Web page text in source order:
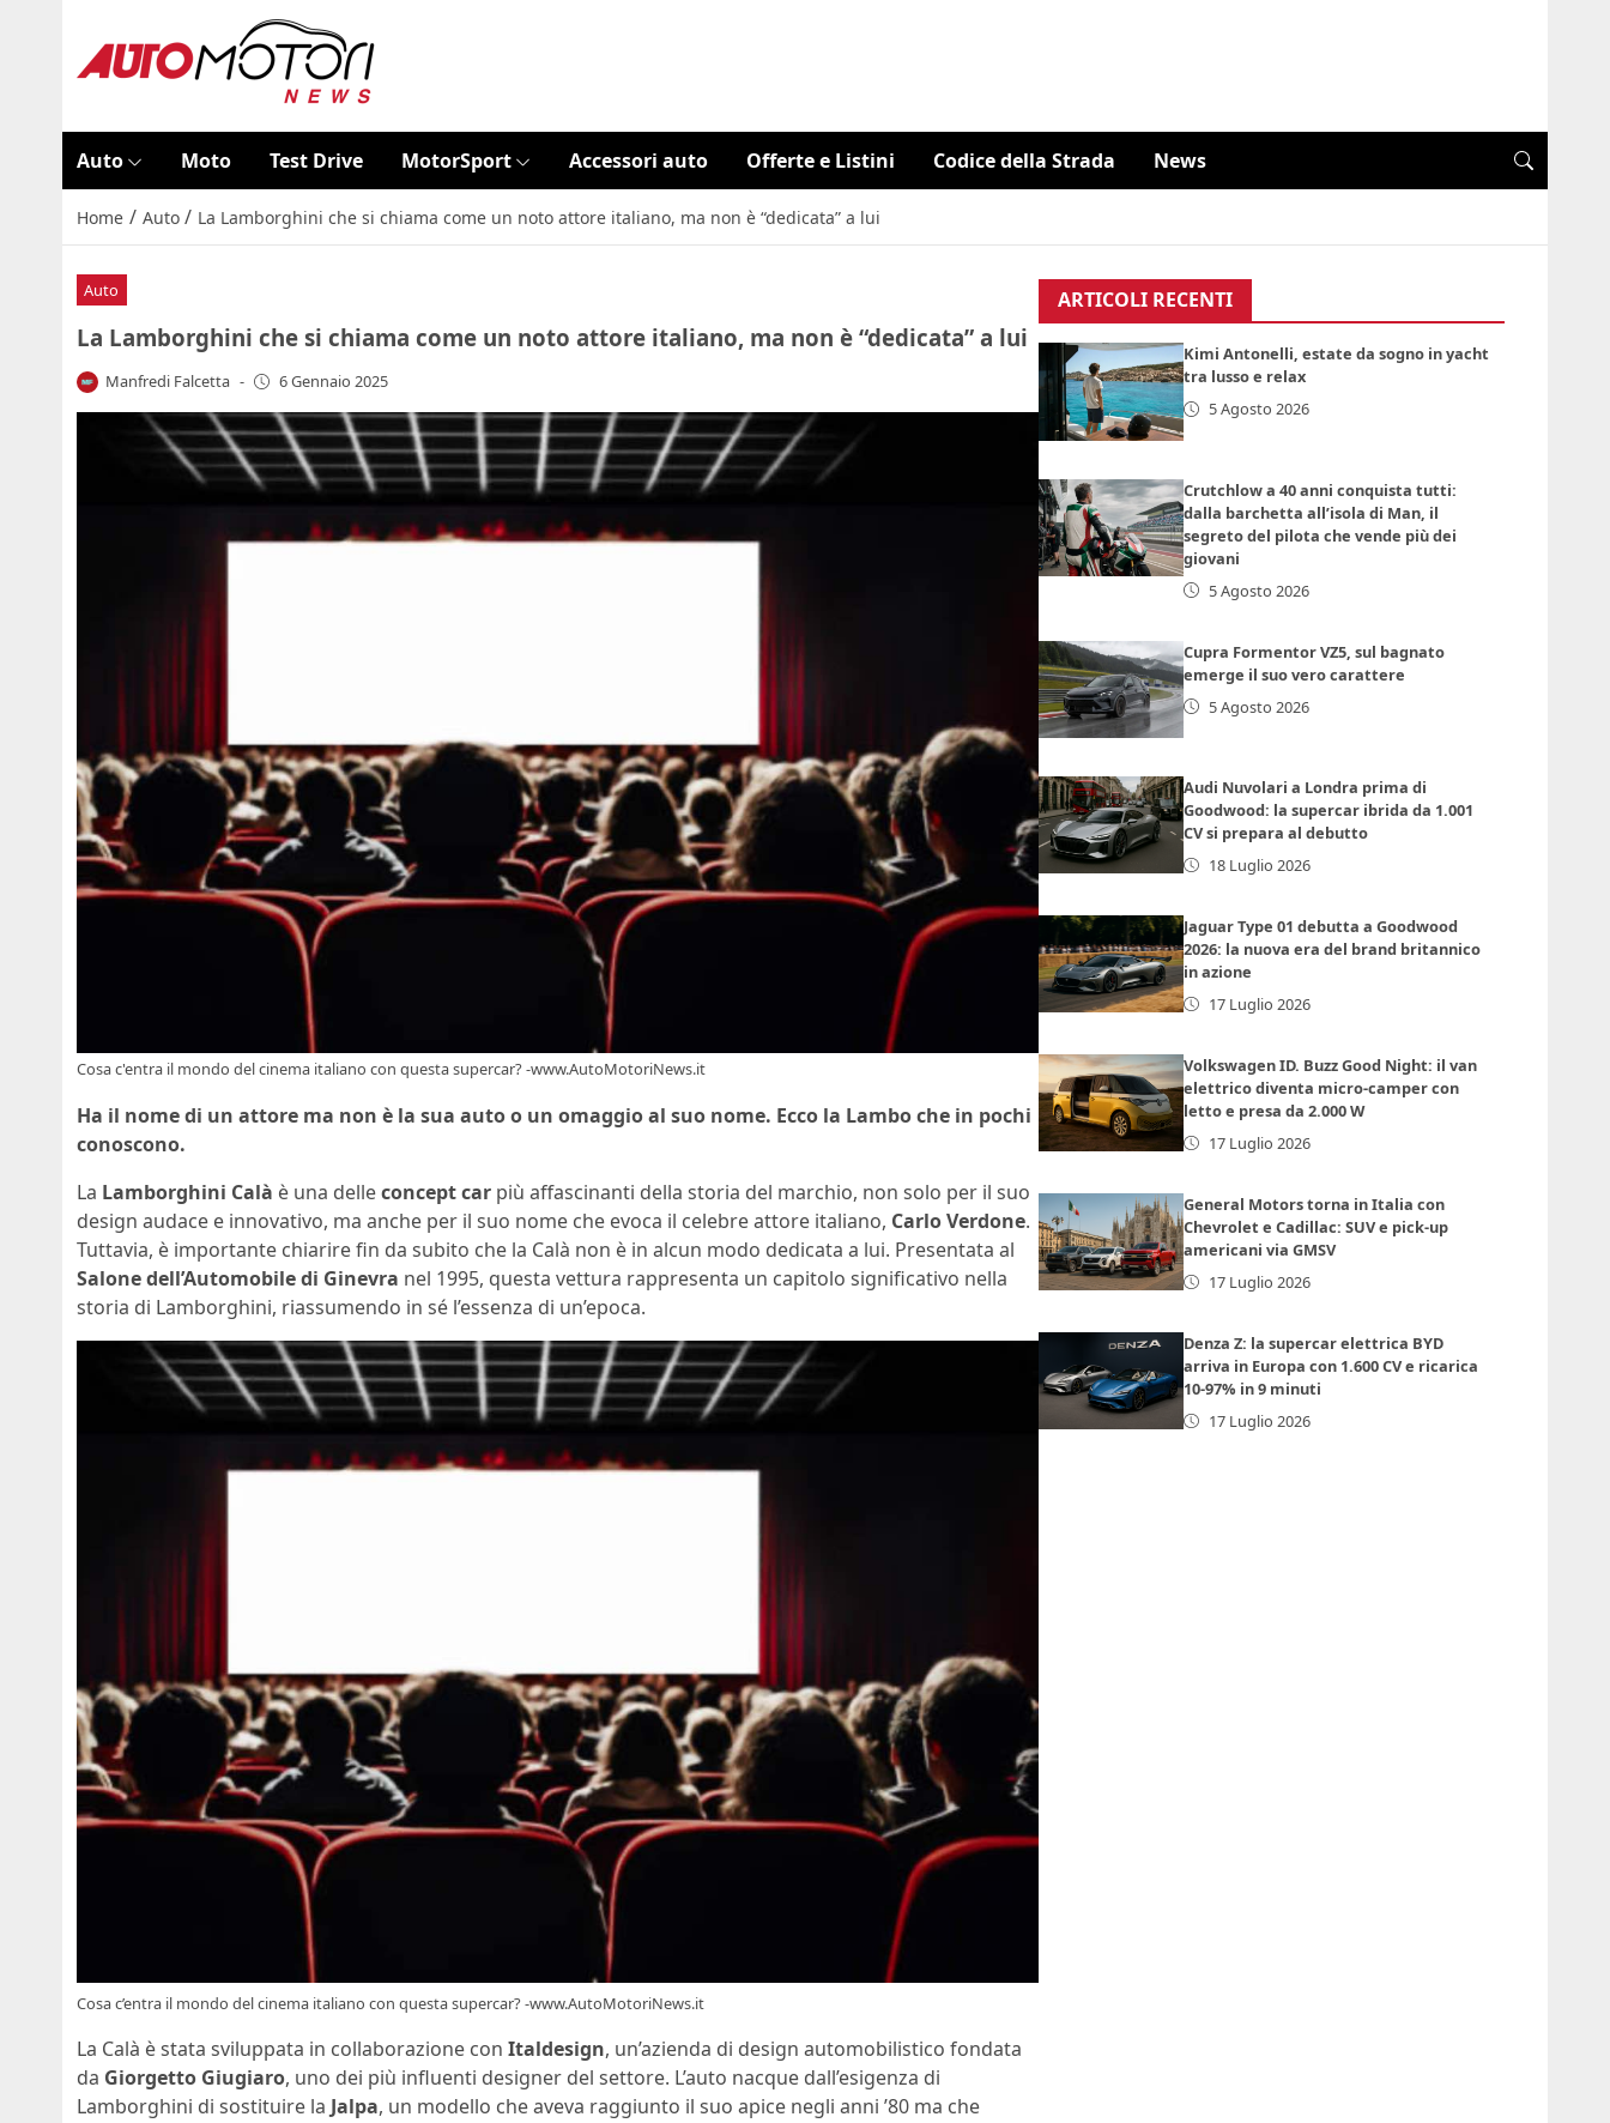
Auto Moto Test Drive MotorSport Accessori auto Offerte e Listini Codice della Strada News
Home / Auto / La Lamborghini che si chiama come un noto attore italiano, ma non è “dedicata” a lui
Auto
La Lamborghini che si chiama come un noto attore italiano, ma non è “dedicata” a lui
Manfredi Falcetta - 6 Gennaio 2025
Cosa c'entra il mondo del cinema italiano con questa supercar? -www.AutoMotoriNews.it
Ha il nome di un attore ma non è la sua auto o un omaggio al suo nome. Ecco la Lambo che in pochi
conoscono.
La Lamborghini Calà è una delleconcept car più affascinanti della storia del marchio, non solo per il suo
design audace e innovativo, ma anche per il suo nome che evoca il celebre attore italiano, Carlo Verdone.
Tuttavia, è importante chiarire fin da subito che la Calà non è in alcun modo dedicata a lui. Presentata al
Salone dell’Automobile di Ginevra nel 1995, questa vettura rappresenta un capitolo significativo nella
storia di Lamborghini, riassumendo in sé l’essenza di un’epoca.
Cosa c’entra il mondo del cinema italiano con questa supercar? -www.AutoMotoriNews.it
La Calà è stata sviluppata in collaborazione con Italdesign, un’azienda di design automobilistico fondata
da Giorgetto Giugiaro, uno dei più influenti designer del settore. L’auto nacque dall’esigenza di
Lamborghini di sostituire la Jalpa, un modello che aveva raggiunto il suo apice negli anni ’80 ma che
ARTICOLI RECENTI
Kimi Antonelli, estate da sogno in yacht
tra lusso e relax
5 Agosto 2026
Crutchlow a 40 anni conquista tutti:
dalla barchetta all’isola di Man, il
segreto del pilota che vende più dei
giovani
5 Agosto 2026
Cupra Formentor VZ5, sul bagnato
emerge il suo vero carattere
5 Agosto 2026
Audi Nuvolari a Londra prima di
Goodwood: la supercar ibrida da 1.001
CV si prepara al debutto
18 Luglio 2026
Jaguar Type 01 debutta a Goodwood
2026: la nuova era del brand britannico
in azione
17 Luglio 2026
Volkswagen ID. Buzz Good Night: il van
elettrico diventa micro-camper con
letto e presa da 2.000 W
17 Luglio 2026
General Motors torna in Italia con
Chevrolet e Cadillac: SUV e pick-up
americani via GMSV
17 Luglio 2026
Denza Z: la supercar elettrica BYD
arriva in Europa con 1.600 CV e ricarica
10-97% in 9 minuti
17 Luglio 2026